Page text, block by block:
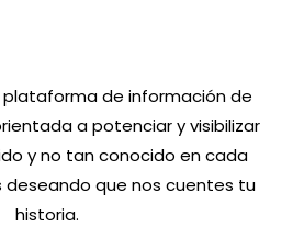
plataforma de información de
a potenciar y visibilizar
y no tan conocido en cada
deseando que nos cuentes tu
historia.